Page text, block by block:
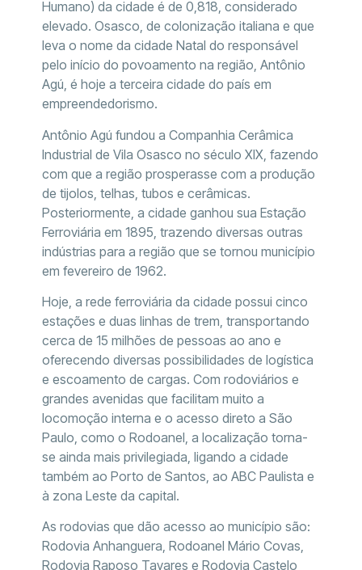
Humano) da cidade é de 0,818, considerado
elevado. Osasco, de colonização italiana e que
leva o nome da cidade Natal do responsável
pelo início do povoamento na região, Antônio
Agú, é hoje a terceira cidade do país em
empreendedorismo.
Antônio Agú fundou a Companhia Cerâmica
Industrial de Vila Osasco no século XIX, fazendo
com que a região prosperasse com a produção
de tijolos, telhas, tubos e cerâmicas.
Posteriormente, a cidade ganhou sua Estação
Ferroviária em 1895, trazendo diversas outras
indústrias para a região que se tornou município
em fevereiro de 1962.
Hoje, a rede ferroviária da cidade possui cinco
estações e duas linhas de trem, transportando
cerca de 15 milhões de pessoas ao ano e
oferecendo diversas possibilidades de logística
e escoamento de cargas. Com rodoviários e
grandes avenidas que facilitam muito a
locomoção interna e o acesso direto a São
Paulo, como o Rodoanel, a localização torna-
se ainda mais privilegiada, ligando a cidade
também ao Porto de Santos, ao ABC Paulista e
à zona Leste da capital.
As rodovias que dão acesso ao município são:
Rodovia Anhanguera, Rodoanel Mário Covas,
Rodovia Raposo Tavares e Rodovia Castelo